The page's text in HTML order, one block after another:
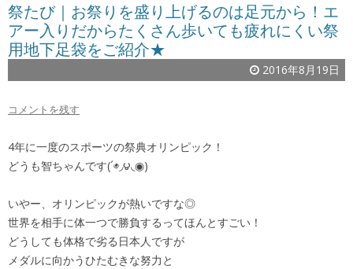
祭たび｜お祭りを盛り上げるのは足元から！エ
アー入りだからたくさん歩いても疲れにくい祭
用地下足袋をご紹介★
2016年8月19日
コメントを残す
4年に一度のスポーツの祭典オリンピック！
どうも智ちゃんです(´◉◞౪◟◉)
いやー、オリンピックが熱いですな◎
世界を相手に体一つで勝負するってほんとすごい！
どうしても体格で劣る日本人ですが
メダルに向かうひたむきな努力と